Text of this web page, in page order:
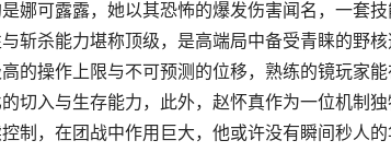
娜可露露，她以其恐怖的爆发伤害闻名，一套
斩杀能力堪称顶级，是高端局中备受青睐的野
的操作上限与不可预测的位移，熟练的镜玩家
切入与生存能力，此外，赵怀真作为一位机制
制，在团战中作用巨大，他或许没有瞬间秒人